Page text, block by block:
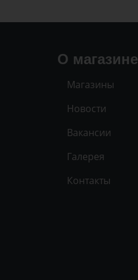
О магазине
Магазины
Новости
Вакансии
Галерея
Контакты